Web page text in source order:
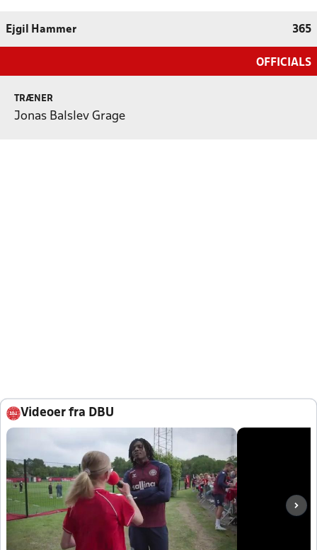
Ejgil Hammer 365
OFFICIALS
TRÆNER
Jonas Balslev Grage
Videoer fra DBU